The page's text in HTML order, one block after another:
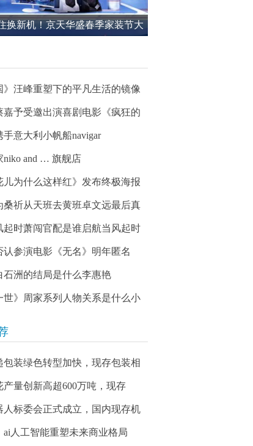
换新机！京天华盛春季家装节大
》汪峰重塑下的平凡生活的镜像
嘉予受邀出演喜剧电影《疯狂的
手意大利小帆船navigar
niko and … 旗舰店
儿为什么这样红》发布终极海报
桑祈从天班去黄班卓文远最后真
起时萧闯官配是谁启航当风起时
认参演电影《无名》明年匿名
石洲的结局是什么李惠艳
世》周家系列人物关系是什么小
包装绿色转型加快，现存包装相
产量创新高超600万吨，现存
人标委会正式成立，国内现存机
ai人工智能重塑未来商业格局